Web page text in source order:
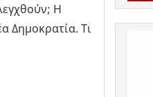
Η
Δημοκρατία. Τι